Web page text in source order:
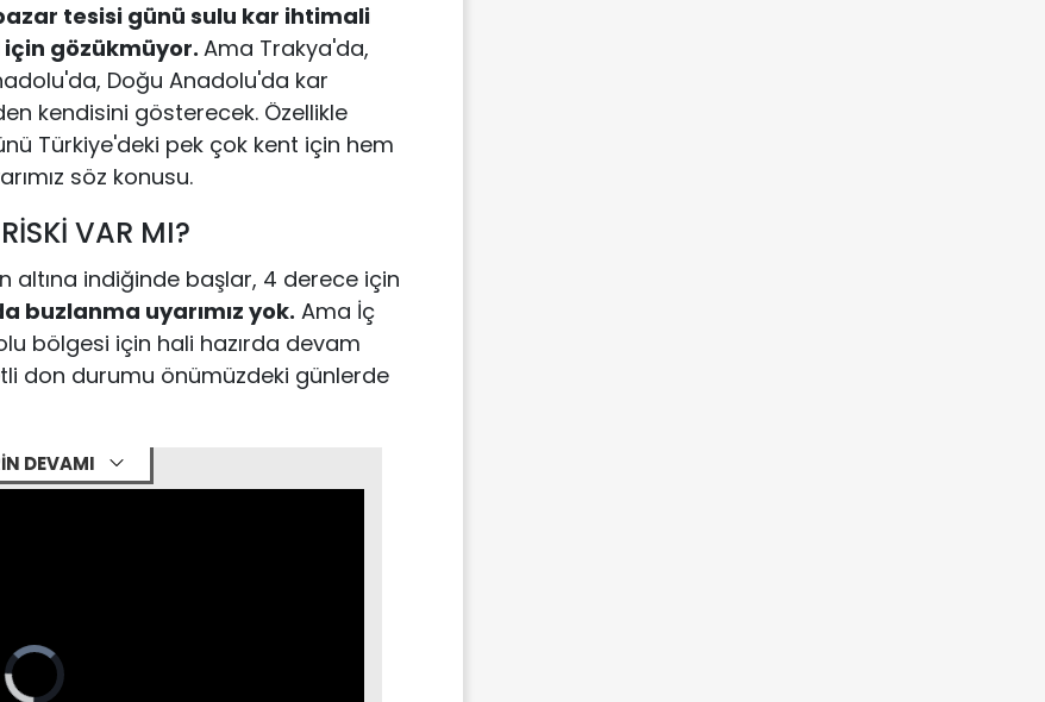
tesisi günü sulu kar ihtimali
için gözükmüyor. Ama Trakya'da,
Doğu Anadolu'da kar
kendisini gösterecek. Özellikle
Türkiye'deki pek çok kent için hem
söz konusu.
VAR MI?
altına indiğinde başlar, 4 derece için
buzlanma uyarımız yok. Ama İç
bölgesi için hali hazırda devam
don durumu önümüzdeki günlerde
DEVAMI
Video
Player
is
loading.